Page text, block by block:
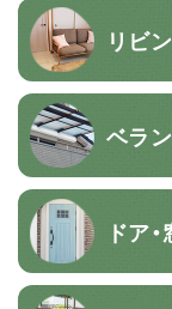
リビ
ベラ
ドア